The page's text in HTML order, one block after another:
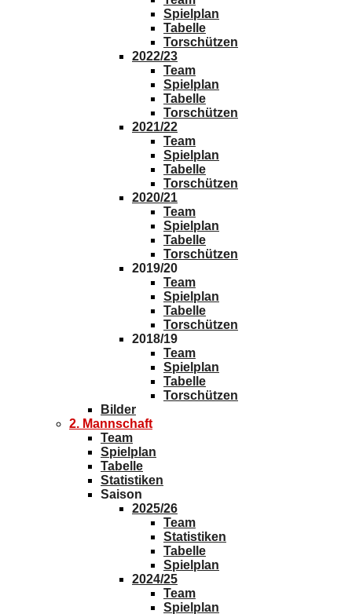
Spielplan
Tabelle
Torschützen
2022/23
Team
Spielplan
Tabelle
Torschützen
2021/22
Team
Spielplan
Tabelle
Torschützen
2020/21
Team
Spielplan
Tabelle
Torschützen
2019/20
Team
Spielplan
Tabelle
Torschützen
2018/19
Team
Spielplan
Tabelle
Torschützen
Bilder
2. Mannschaft
Team
Spielplan
Tabelle
Statistiken
Saison
2025/26
Team
Statistiken
Tabelle
Spielplan
2024/25
Team
Spielplan